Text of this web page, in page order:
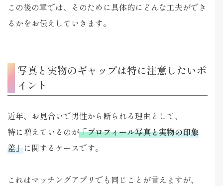
この後の章では、そのために具体的にどんな工夫ができ
るかをお伝えしていきます。
写真と実物のギャップは特に注意したいポ
イント
近年、お見合いで男性から断られる理由として、
特に増えているのが「プロフィール写真と実物の印象
差」に関するケースです。
これはマッチングアプリでも同じことが言えますが、